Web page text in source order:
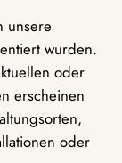
unsere
wurden.
oder
erscheinen
oder